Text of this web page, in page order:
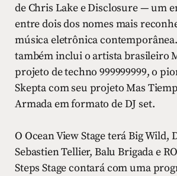
de Chris Lake e Disclosure — um
entre dois dos nomes mais
música eletrônica
também inclui o artista brasileiro
projeto de techno 999999999, o
Skepta com seu projeto Mas
Armada em formato de DJ set.
O Ocean View Stage terá Big Wild,
Sebastien Tellier, Balu Brigada e
Steps Stage contará com uma